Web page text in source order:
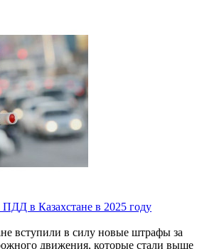
в Казахстане в 2025 году
вступили в силу новые штрафы за
движения, которые стали выше